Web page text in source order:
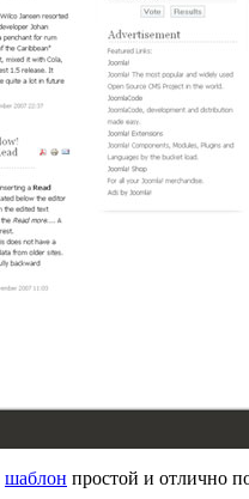
шаблон простой и отлично